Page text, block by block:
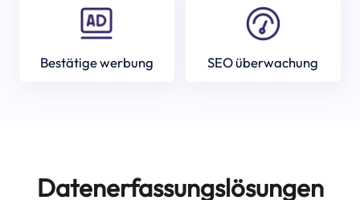
Bestätige werbung SEO überwachung
Datenerfassungslösungen